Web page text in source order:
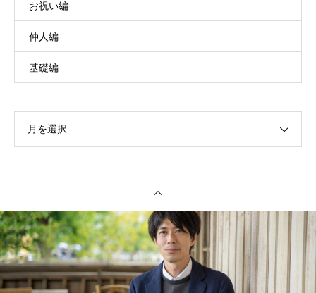
お祝い編
仲人編
基礎編
月を選択